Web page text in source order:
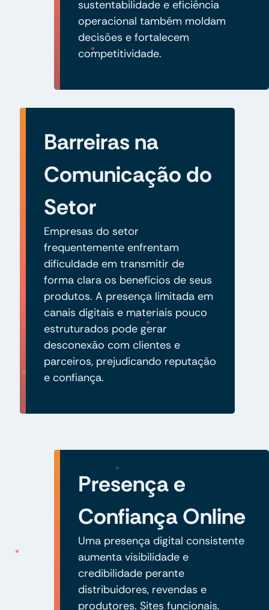
sustentabilidade e eficiência
operacional também moldam
decisões e fortalecem
competitividade.
Barreiras na
Comunicação do
Setor
Empresas do setor
frequentemente enfrentam
dificuldade em transmitir de
forma clara os benefícios de seus
produtos. A presença limitada em
canais digitais e materiais pouco
estruturados pode gerar
desconexão com clientes e
parceiros, prejudicando reputação
e confiança.
Presença e
Confiança Online
Uma presença digital consistente
aumenta visibilidade e
credibilidade perante
distribuidores, revendas e
produtores. Sites funcionais,